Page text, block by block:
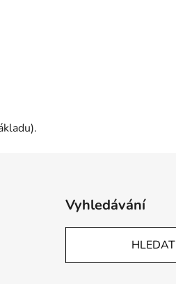
Vyhledávání
HLEDAT